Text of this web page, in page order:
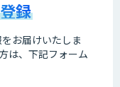
録
お届けいたしま
は、下記フォーム